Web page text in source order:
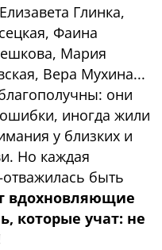
Глинка,
Фаина
Мария
Вера Мухина...
они
иногда жили
у близких и
Но каждая
быть
вдохновляющие
которые учат: не